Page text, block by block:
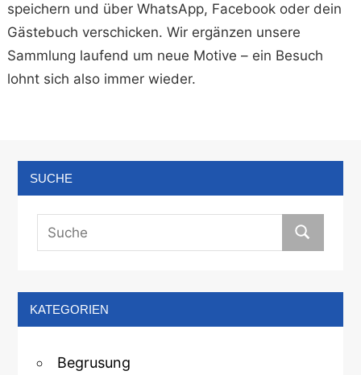
speichern und über WhatsApp, Facebook oder dein
Gästebuch verschicken. Wir ergänzen unsere
Sammlung laufend um neue Motive – ein Besuch
lohnt sich also immer wieder.
SUCHE
KATEGORIEN
Begrusung